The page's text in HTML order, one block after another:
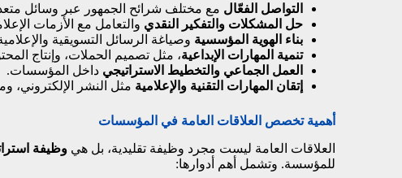
التواصل الفعّال مع مختلف شرائح الجمهور عبر وسائل
حل المشكلات والتفكير النقدي والتعامل مع الأزمات
بناء الهوية المؤسسية وصياغة الرسائل التسويقية
تنمية المهارات الإبداعية، مثل تصميم الحملات، وإنتاج
العمل الجماعي والتخطيط الاستراتيجي داخل المؤسسات.
إتقان المهارات التقنية والإعلامية مثل النشر الإلكتروني،
أهمية تخصص العلاقات العامة في المؤسسات
العلاقات العامة ليست مجرد وظيفة تقليدية، بل هيوظيفة
للمؤسسة. وتشمل أهم أدوارها: